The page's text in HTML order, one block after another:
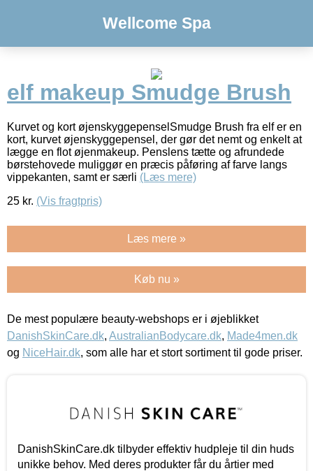
Wellcome Spa
elf makeup Smudge Brush
Kurvet og kort øjenskyggepenselSmudge Brush fra elf er en
kort, kurvet øjenskyggepensel, der gør det nemt og enkelt at
lægge en flot øjenmakeup. Penslens tætte og afrundede
børstehovede muliggør en præcis påføring af farve langs
vippekanten, samt er særli (Læs mere)
25 kr. (Vis fragtpris)
Læs mere »
Køb nu »
De mest populære beauty-webshops er i øjeblikket
DanishSkinCare.dk, AustralianBodycare.dk, Made4men.dk
og NiceHair.dk, som alle har et stort sortiment til gode priser.
DanishSkinCare.dk tilbyder effektiv hudpleje til din huds
unikke behov. Med deres produkter får du årtier med